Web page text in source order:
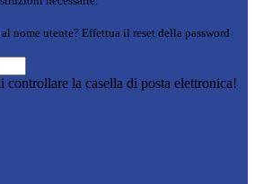
nome utente? Effettua il reset della password
controllare la casella di posta elettronica!